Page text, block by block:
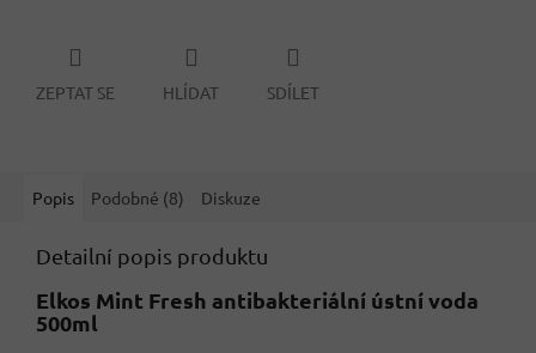
ZEPTAT SE HLÍDAT SDÍLET
Popis Podobné (8) Diskuze
Detailní popis produktu
Elkos Mint Fresh antibakteriální ústní voda
500ml